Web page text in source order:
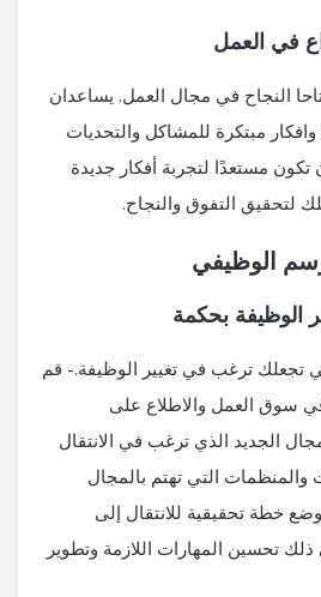
في العمل
النجاح في مجال العمل. يساعدان
مبتكرة للمشاكل والتحديات
مستعدًا لتجربة أفكار جديدة
لتحقيق التفوق والنجاح.
الوظيفي
الوظيفة بحكمة
تجعلك ترغب في تغيير الوظيفة.- قم
سوق العمل والاطلاع على
الجديد الذي ترغب في الانتقال
التي تهتم بالمجال
خطة تحقيقية للانتقال إلى
تحسين المهارات اللازمة وتطوير